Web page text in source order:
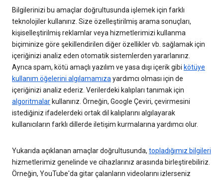
Bilgilerinizi bu amaçlar doğrultusunda işlemek için farklı
teknolojiler kullanırız. Size özelleştirilmiş arama sonuçları,
kişiselleştirilmiş reklamlar veya hizmetlerimizi kullanma
biçiminize göre şekillendirilen diğer özellikler vb. sağlamak için
içeriğinizi analiz eden otomatik sistemlerden yararlanırız.
Ayrıca spam, kötü amaçlı yazılım ve yasa dışı içerik gibi kötüye
kullanım öğelerini algılamamıza yardımcı olması için de
içeriğinizi analiz ederiz. Verilerdeki kalıpları tanımak için
algoritmalar kullanırız. Örneğin, Google Çeviri, çevirmesini
istediğiniz ifadelerdeki ortak dil kalıplarını algılayarak
kullanıcıların farklı dillerde iletişim kurmalarına yardımcı olur.
Yukarıda açıklanan amaçlar doğrultusunda, topladığımız bilgileri
hizmetlerimiz genelinde ve cihazlarınız arasında birleştirebiliriz.
Örneğin, YouTube'da gitar çalanların videolarını izlerseniz